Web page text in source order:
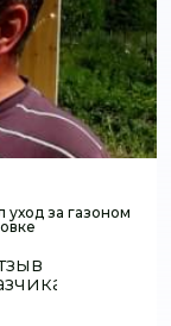
уход за газоном